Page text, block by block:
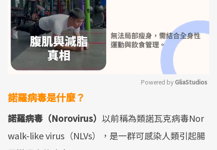
Powered by GliaStudios
諾羅病毒是什麼？
諾羅病毒（Norovirus） 以前稱為類諾瓦克病毒Nor
walk-like virus（NLVs），是一群可感染人類引起腸